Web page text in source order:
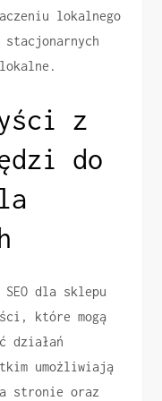
lokalnego
stacjonarnych
z
do
dla sklepu
które mogą
działań
umożliwiają
stronie oraz